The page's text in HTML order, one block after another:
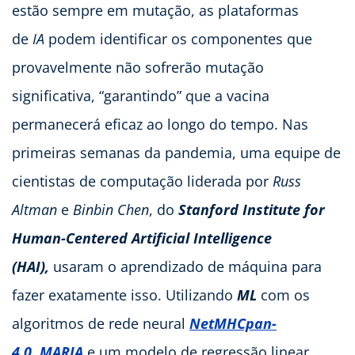
estão sempre em mutação, as plataformas
de IA podem identificar os componentes que
provavelmente não sofrerão mutação
significativa, “garantindo” que a vacina
permanecerá eficaz ao longo do tempo. Nas
primeiras semanas da pandemia, uma equipe de
cientistas de computação liderada por Russ
Altman e Binbin Chen, do Stanford Institute for
Human-Centered Artificial Intelligence
(HAI), usaram o aprendizado de máquina para
fazer exatamente isso. Utilizando ML com os
algoritmos de rede neural NetMHCpan-